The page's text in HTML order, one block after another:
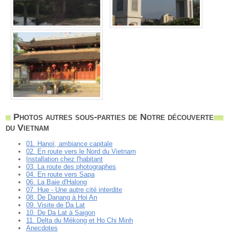
Photos autres sous-parties de Notre découverte
du Vietnam
01. Hanoï, ambiance capitale
02. En route vers le Nord du Vietnam
Installation chez l'habitant
03. La route des photographes
04. En route vers Sapa
06. La Baie d'Halong
07. Hue - Une autre cité interdite
08. De Danang à Hoi An
09. Visite de Da Lat
10. De Da Lat à Saigon
11. Delta du Mékong et Ho Chi Minh
Anecdotes